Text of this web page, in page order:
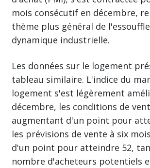
mois consécutif en décembre,
thème plus général de
dynamique industrielle.
Les données sur le logement
tableau similaire. L'indice du
logement s'est légèrement
décembre, les conditions de
augmentant d'un point pour
les prévisions de vente à six
d'un point pour atteindre 52,
nombre d'acheteurs potentiels